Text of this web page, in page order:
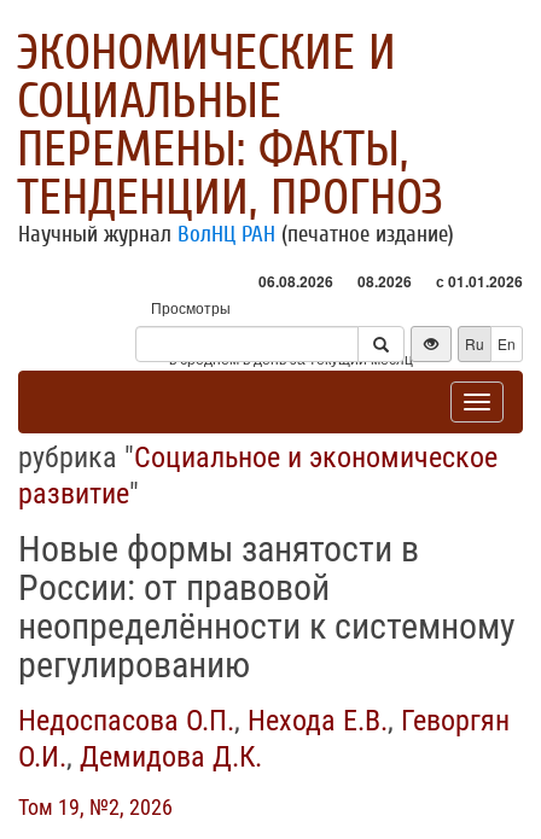
ЭКОНОМИЧЕСКИЕ И
СОЦИАЛЬНЫЕ
ПЕРЕМЕНЫ: ФАКТЫ,
ТЕНДЕНЦИИ, ПРОГНОЗ
Научный журнал ВолНЦ РАН (печатное издание)
06.08.2026 08.2026 с 01.01.2026
Просмотры
Посетители
* - в среднем в день за текущий месяц
Ru En
Toggle
рубрика "Социальное и экономическое
развитие"
Новые формы занятости в
России: от правовой
неопределённости к системному
регулированию
Недоспасова О.П., Нехода Е.В., Геворгян
О.И., Демидова Д.К.
Том 19, №2, 2026